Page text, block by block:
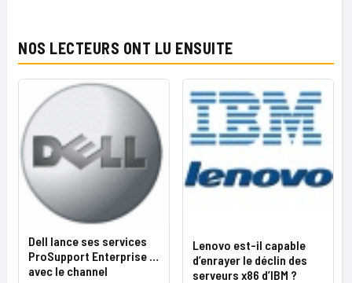
NOS LECTEURS ONT LU ENSUITE
Dell lance ses services
ProSupport Enterprise …
avec le channel
Lenovo est-il capable
d’enrayer le déclin des
serveurs x86 d’IBM ?